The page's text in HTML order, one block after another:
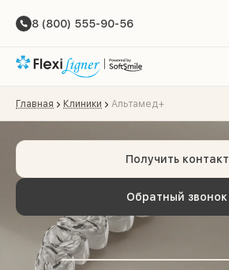
8 (800) 555-90-56
Главная Клиники Альтамед+
Обратный звонок
Получить контакт